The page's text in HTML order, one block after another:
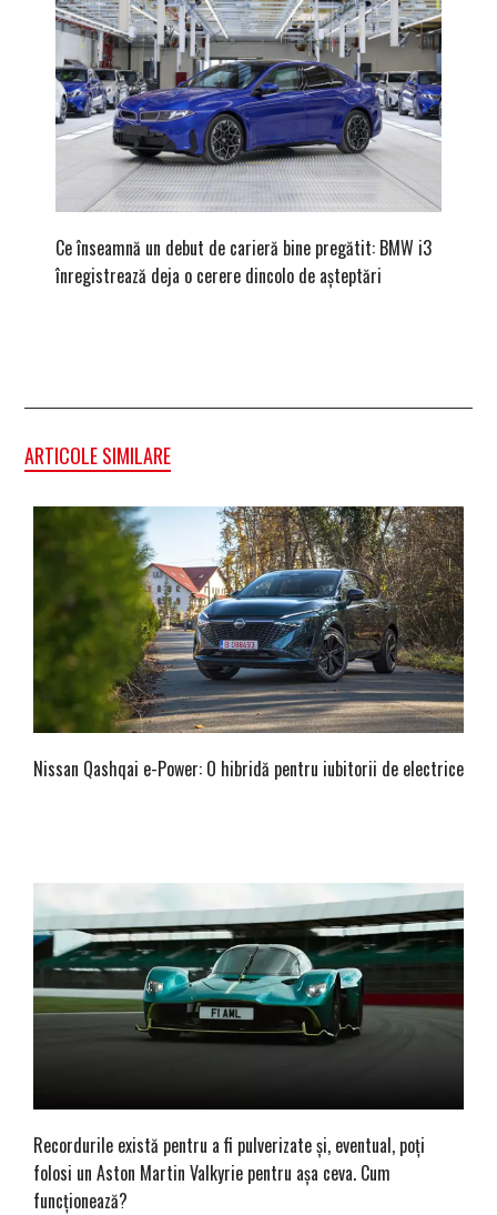
Ce înseamnă un debut de carieră bine pregătit: BMW i3
înregistrează deja o cerere dincolo de așteptări
ARTICOLE SIMILARE
Nissan Qashqai e-Power: O hibridă pentru iubitorii de electrice
Recordurile există pentru a fi pulverizate și, eventual, poți
folosi un Aston Martin Valkyrie pentru așa ceva. Cum
funcționează?